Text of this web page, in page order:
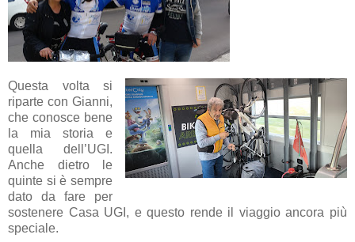
Questa volta si
riparte con Gianni,
che conosce bene
la mia storia e
quella dell’UGI.
Anche dietro le
quinte si è sempre
dato da fare per
sostenere Casa UGI, e questo rende il viaggio ancora più
speciale.